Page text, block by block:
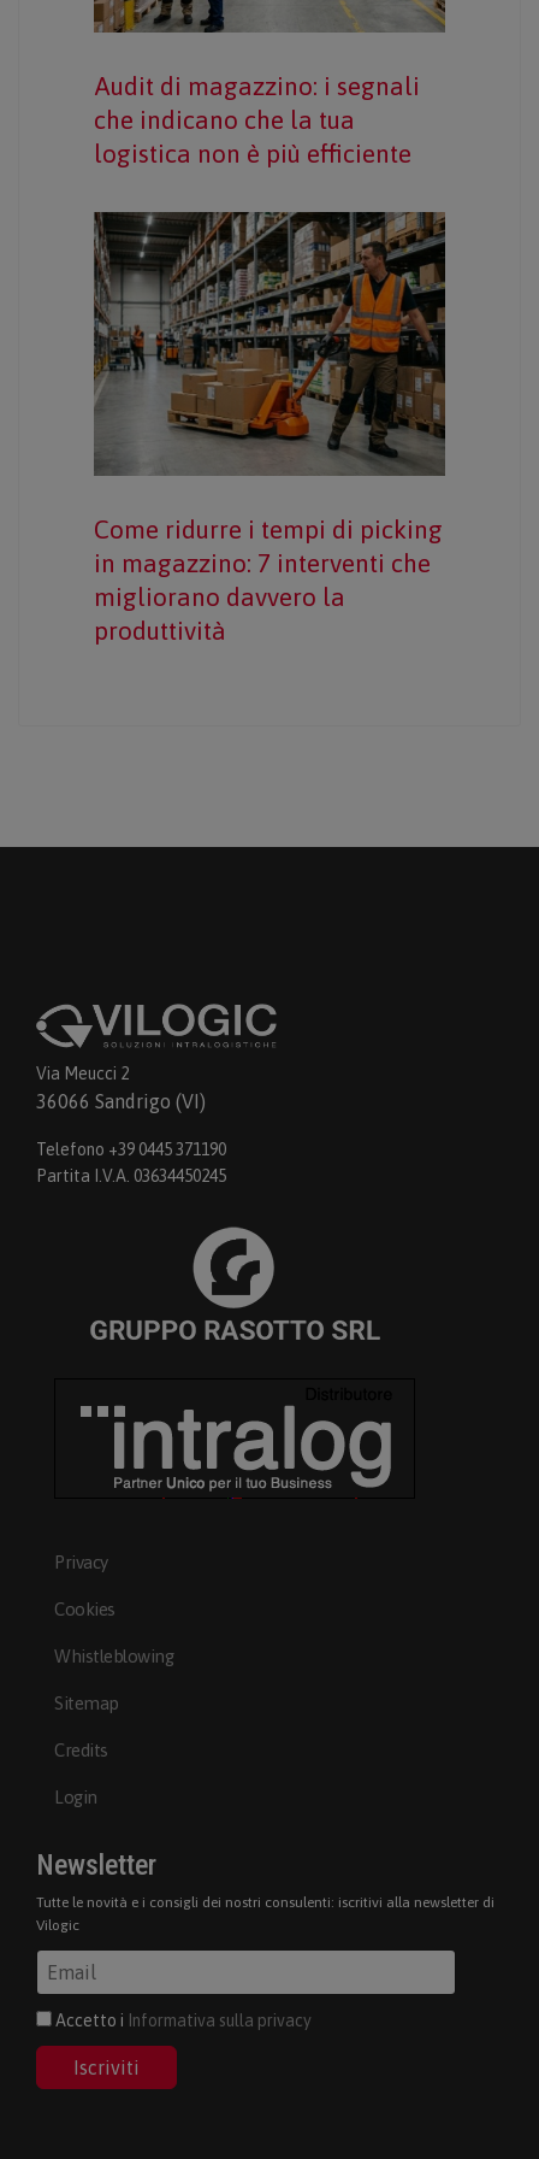
Audit di magazzino: i segnali
che indicano che la tua
logistica non è più efficiente
Come ridurre i tempi di picking
in magazzino: 7 interventi che
migliorano davvero la
produttività
Via Meucci 2
36066 Sandrigo (VI)
Telefono +39 0445 371190
Partita I.V.A. 03634450245
Privacy
Cookies
Whistleblowing
Sitemap
Credits
Login
Newsletter
Tutte le novità e i consigli dei nostri consulenti: iscritivi alla newsletter di
Vilogic
Accetto i Informativa sulla privacy
Iscriviti